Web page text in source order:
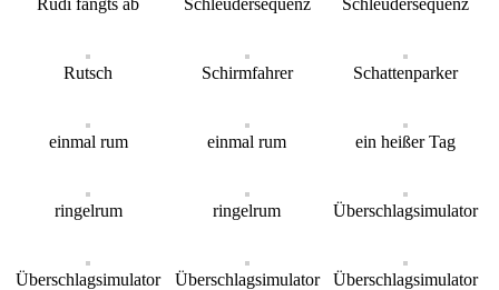
Rutsch Schirmfahrer Schattenparker
einmal rum einmal rum ein heißer Tag
ringelrum ringelrum Überschlagsimulator
Überschlagsimulator Überschlagsimulator Überschlagsimulator